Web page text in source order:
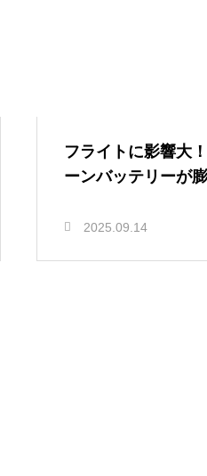
フライトに影響大
ーンバッテリーが
2025.09.14